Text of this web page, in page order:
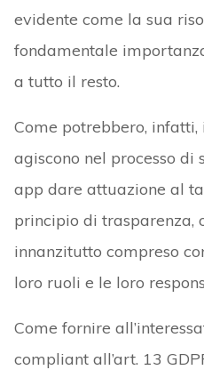
evidente come la sua
fondamentale
a tutto il resto.
Come potrebbero,
agiscono nel processo di
app dare attuazione al
principio di trasparenza,
innanzitutto compreso
loro ruoli e le loro
Come fornire
compliant all’art. 13